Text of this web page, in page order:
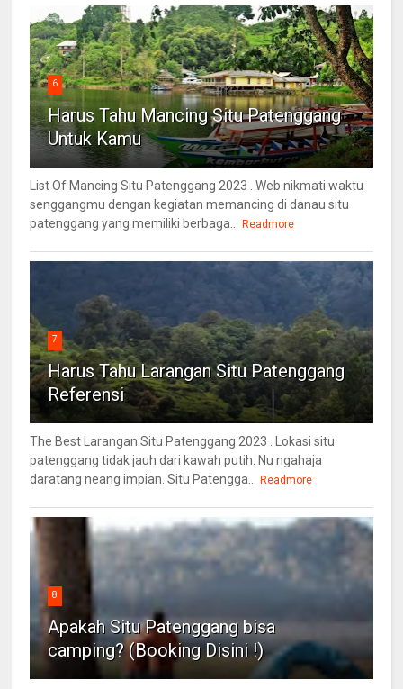
6
Harus Tahu Mancing Situ Patenggang
Untuk Kamu
List Of Mancing Situ Patenggang 2023 . Web nikmati waktu
senggangmu dengan kegiatan memancing di danau situ
patenggang yang memiliki berbaga...
Readmore
7
Harus Tahu Larangan Situ Patenggang
Referensi
The Best Larangan Situ Patenggang 2023 . Lokasi situ
patenggang tidak jauh dari kawah putih. Nu ngahaja
daratang neang impian. Situ Patengga...
Readmore
8
Apakah Situ Patenggang bisa
camping? (Booking Disini !)